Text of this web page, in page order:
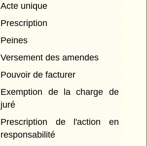
Acte unique
Prescription
Peines
Versement des amendes
Pouvoir de facturer
Exemption de la charge de
juré
Prescription de l'action en
responsabilité